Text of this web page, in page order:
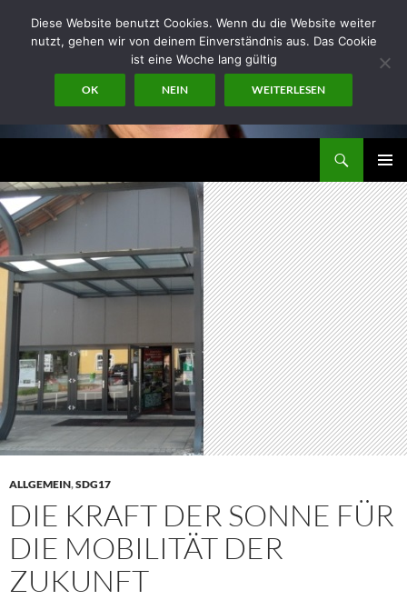
Inhalt
MENÜ
ALLGEMEIN,SDG17
DIE KRAFT DER SONNE FÜR
DIE MOBILITÄT DER
ZUKUNFT
Diese Website benutzt Cookies. Wenn du die Website weiter
nutzt, gehen wir von deinem Einverständnis aus. Das Cookie
ist eine Woche lang gültig
OK NEIN WEITERLESEN